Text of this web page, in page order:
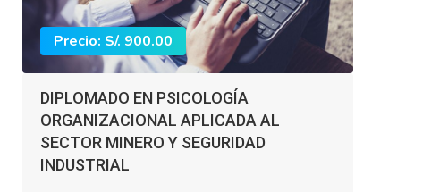
Precio: S/. 900.00
DIPLOMADO EN PSICOLOGÍA
ORGANIZACIONAL APLICADA AL
SECTOR MINERO Y SEGURIDAD
INDUSTRIAL